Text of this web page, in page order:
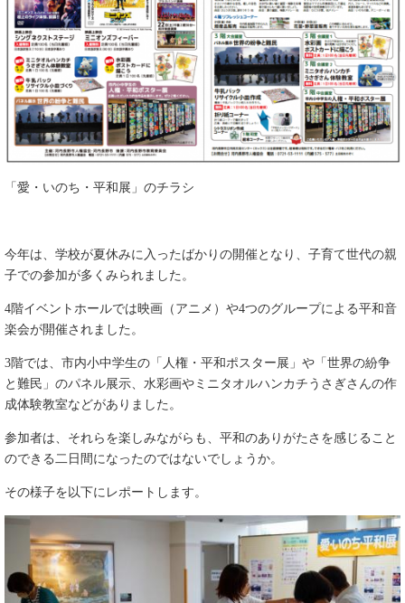
「愛・いのち・平和展」のチラシ
今年は、学校が夏休みに入ったばかりの開催となり、子育て世代の親
子での参加が多くみられました。
4階イベントホールでは映画（アニメ）や4つのグループによる平和音
楽会が開催されました。
3階では、市内小中学生の「人権・平和ポスター展」や「世界の紛争
と難民」のパネル展示、水彩画やミニタオルハンカチうさぎさんの作
成体験教室などがありました。
参加者は、それらを楽しみながらも、平和のありがたさを感じること
のできる二日間になったのではないでしょうか。
その様子を以下にレポートします。